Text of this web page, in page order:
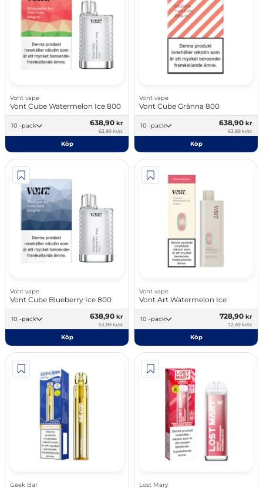
Vont vape
Vont Cube Watermelon Ice 800
10 -pack 638,90 kr
63,89 kr/st
Köp
Vont vape
Vont Cube Gränna 800
10 -pack 638,90 kr
63,89 kr/st
Köp
Vont vape
Vont Cube Blueberry Ice 800
10 -pack 638,90 kr
63,89 kr/st
Köp
Vont vape
Vont Art Watermelon Ice
10 -pack 728,90 kr
72,89 kr/st
Köp
Geek Bar Lost Mary